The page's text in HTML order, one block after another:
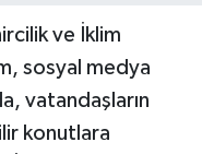
ve İklim
sosyal medya
vatandaşların
konutlara